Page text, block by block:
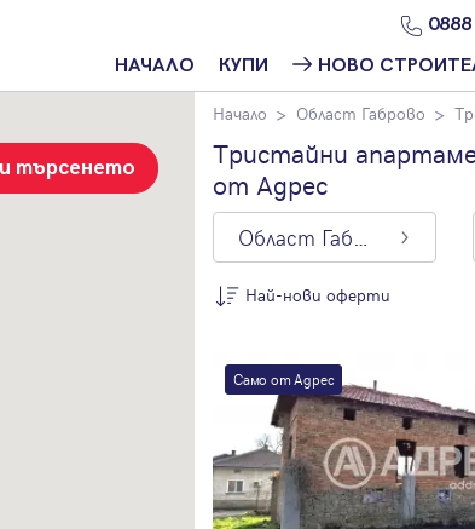
НАЧАЛО КУПИ
Намери
Защо да купя
Адрес?
НОВО
Ново
София
строителство
Варна
Ново
Ново
строителство
Бургас
Проекти
Начало Област Габрово
Тристайни
от Адрес
търсенето
Област Габрово
Най-нови оферти
Най-нови
оферти
Цена на кв.м.
С намалена
цена
Само от Адрес